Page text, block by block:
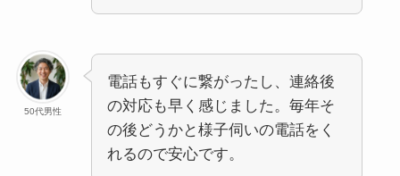
50代男性
電話もすぐに繋がったし、連絡後
の対応も早く感じました。毎年そ
の後どうかと様子伺いの電話をく
れるので安心です。